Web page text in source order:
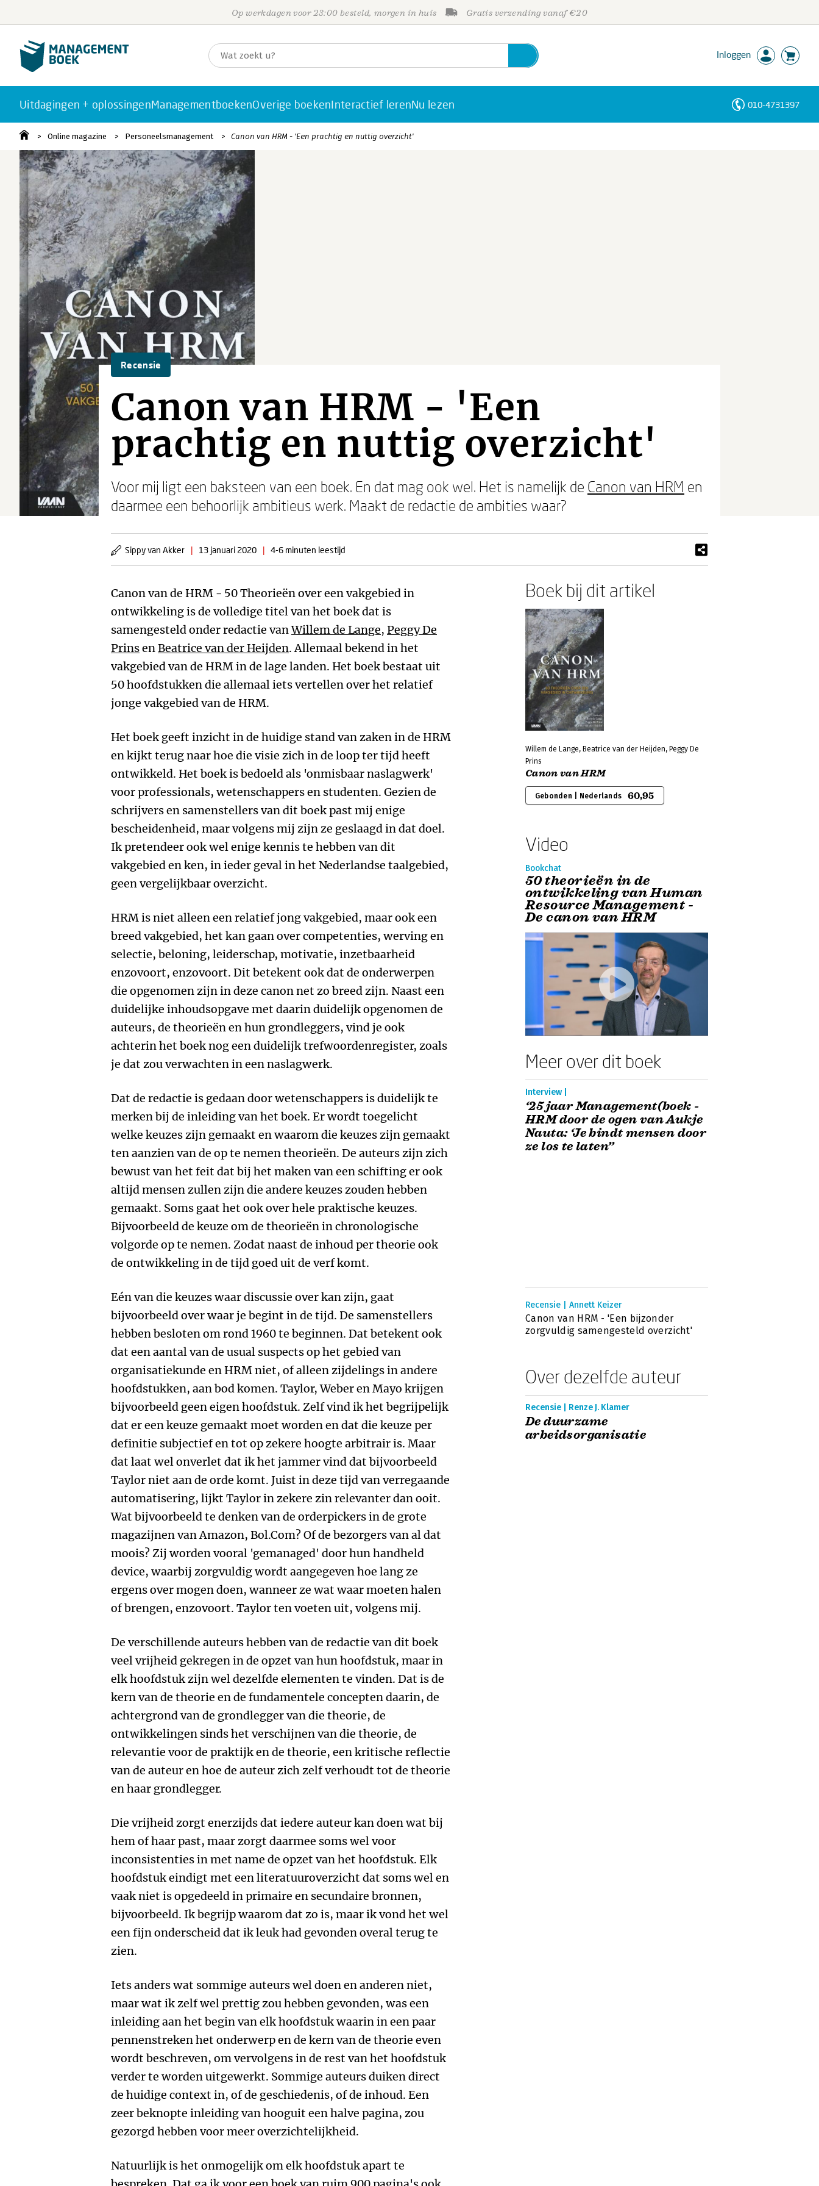
Op werkdagen voor 23:00 besteld, morgen in huis Gratis verzending vanaf €20
Inloggen
Uitdagingen + oplossingenManagementboekenOverige boekenInteractief lerenNu lezen 010-4731397
Online magazine Personeelsmanagement Canon van HRM - 'Een prachtig en nuttig overzicht'
Recensie
Canon van HRM - 'Een
prachtig en nuttig overzicht'
Voor mij ligt een baksteen van een boek. En dat mag ook wel. Het is namelijk de Canon van HRM en
daarmee een behoorlijk ambitieus werk. Maakt de redactie de ambities waar?
Sippy van Akker | 13 januari 2020 | 4-6 minuten leestijd
Canon van de HRM - 50 Theorieën over een vakgebied in
ontwikkeling is de volledige titel van het boek dat is
samengesteld onder redactie vanWillem de Lange, Peggy De
PrinsenBeatrice van der Heijden. Allemaal bekend in het
vakgebied van de HRM in de lage landen. Het boek bestaat uit
50 hoofdstukken die allemaal iets vertellen over het relatief
jonge vakgebied van de HRM.
Het boek geeft inzicht in de huidige stand van zaken in de HRM
en kijkt terug naar hoe die visie zich in de loop ter tijd heeft
ontwikkeld. Het boek is bedoeld als 'onmisbaar naslagwerk'
voor professionals, wetenschappers en studenten. Gezien de
schrijvers en samenstellers van dit boek past mij enige
bescheidenheid, maar volgens mij zijn ze geslaagd in dat doel.
Ik pretendeer ook wel enige kennis te hebben van dit
vakgebied en ken, in ieder geval in het Nederlandse taalgebied,
geen vergelijkbaar overzicht.
HRM is niet alleen een relatief jong vakgebied, maar ook een
breed vakgebied, het kan gaan over competenties, werving en
selectie, beloning, leiderschap, motivatie, inzetbaarheid
enzovoort, enzovoort. Dit betekent ook dat de onderwerpen
die opgenomen zijn in deze canon net zo breed zijn. Naast een
duidelijke inhoudsopgave met daarin duidelijk opgenomen de
auteurs, de theorieën en hun grondleggers, vind je ook
achterin het boek nog een duidelijk trefwoordenregister, zoals
je dat zou verwachten in een naslagwerk.
Dat de redactie is gedaan door wetenschappers is duidelijk te
merken bij de inleiding van het boek. Er wordt toegelicht
welke keuzes zijn gemaakt en waarom die keuzes zijn gemaakt
ten aanzien van de op te nemen theorieën. De auteurs zijn zich
bewust van het feit dat bij het maken van een schifting er ook
altijd mensen zullen zijn die andere keuzes zouden hebben
gemaakt. Soms gaat het ook over hele praktische keuzes.
Bijvoorbeeld de keuze om de theorieën in chronologische
volgorde op te nemen. Zodat naast de inhoud per theorie ook
de ontwikkeling in de tijd goed uit de verf komt.
Eén van die keuzes waar discussie over kan zijn, gaat
bijvoorbeeld over waar je begint in de tijd. De samenstellers
hebben besloten om rond 1960 te beginnen. Dat betekent ook
dat een aantal van de usual suspects op het gebied van
organisatiekunde en HRM niet, of alleen zijdelings in andere
hoofdstukken, aan bod komen. Taylor, Weber en Mayo krijgen
bijvoorbeeld geen eigen hoofdstuk. Zelf vind ik het begrijpelijk
dat er een keuze gemaakt moet worden en dat die keuze per
definitie subjectief en tot op zekere hoogte arbitrair is. Maar
dat laat wel onverlet dat ik het jammer vind dat bijvoorbeeld
Taylor niet aan de orde komt. Juist in deze tijd van verregaande
automatisering, lijkt Taylor in zekere zin relevanter dan ooit.
Wat bijvoorbeeld te denken van de orderpickers in de grote
magazijnen van Amazon, Bol.Com? Of de bezorgers van al dat
moois? Zij worden vooral 'gemanaged' door hun handheld
device, waarbij zorgvuldig wordt aangegeven hoe lang ze
ergens over mogen doen, wanneer ze wat waar moeten halen
of brengen, enzovoort. Taylor ten voeten uit, volgens mij.
De verschillende auteurs hebben van de redactie van dit boek
veel vrijheid gekregen in de opzet van hun hoofdstuk, maar in
elk hoofdstuk zijn wel dezelfde elementen te vinden. Dat is de
kern van de theorie en de fundamentele concepten daarin, de
achtergrond van de grondlegger van die theorie, de
ontwikkelingen sinds het verschijnen van die theorie, de
relevantie voor de praktijk en de theorie, een kritische reflectie
van de auteur en hoe de auteur zich zelf verhoudt tot de theorie
en haar grondlegger.
Die vrijheid zorgt enerzijds dat iedere auteur kan doen wat bij
hem of haar past, maar zorgt daarmee soms wel voor
inconsistenties in met name de opzet van het hoofdstuk. Elk
hoofdstuk eindigt met een literatuuroverzicht dat soms wel en
vaak niet is opgedeeld in primaire en secundaire bronnen,
bijvoorbeeld. Ik begrijp waarom dat zo is, maar ik vond het wel
een fijn onderscheid dat ik leuk had gevonden overal terug te
zien.
Iets anders wat sommige auteurs wel doen en anderen niet,
maar wat ik zelf wel prettig zou hebben gevonden, was een
inleiding aan het begin van elk hoofdstuk waarin in een paar
pennenstreken het onderwerp en de kern van de theorie even
wordt beschreven, om vervolgens in de rest van het hoofdstuk
verder te worden uitgewerkt. Sommige auteurs duiken direct
de huidige context in, of de geschiedenis, of de inhoud. Een
zeer beknopte inleiding van hooguit een halve pagina, zou
gezorgd hebben voor meer overzichtelijkheid.
Natuurlijk is het onmogelijk om elk hoofdstuk apart te
Boek bij dit artikel
Willem de Lange, Beatrice van der Heijden, Peggy De
Prins
Canon van HRM
Gebonden | Nederlands 60,95
Video
Bookchat
50 theorieën in de
ontwikkeling van Human
Resource Management -
De canon van HRM
Meer over dit boek
Interview |
‘25 jaar Management(boek -
HRM door de ogen van Aukje
Nauta: ‘Je bindt mensen door
ze los te laten’’
Recensie | Annett Keizer
Canon van HRM - 'Een bijzonder
zorgvuldig samengesteld overzicht'
Over dezelfde auteur
Recensie | Renze J. Klamer
De duurzame
arbeidsorganisatie
Personen